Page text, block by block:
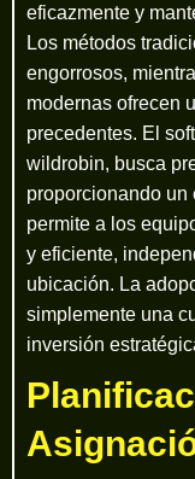
eficazmente y
Los métodos
engorrosos,
modernas ofrecen
precedentes. El
wildrobin, busca
proporcionando un
permite a los
y eficiente,
ubicación. La
simplemente una
inversión